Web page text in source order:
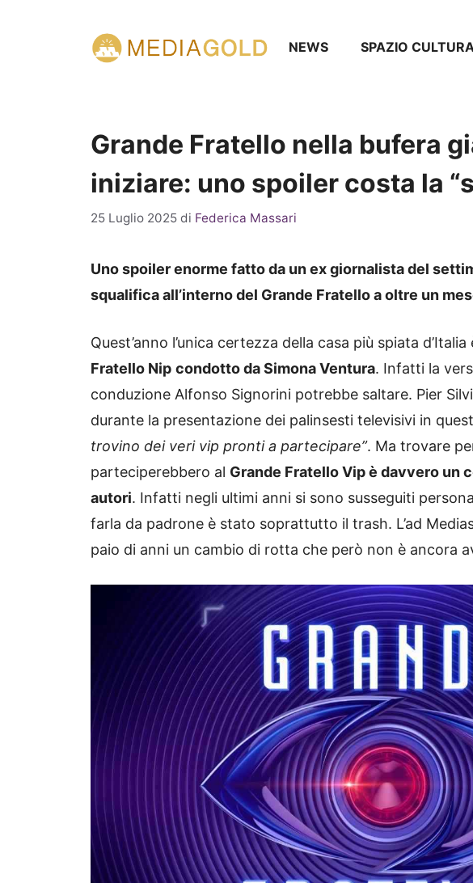
NEWS SPAZIO CULTURA
Grande Fratello nella bufera
iniziare: uno spoiler costa la
25 Luglio 2025 di Federica Massari
Uno spoiler enorme fatto da un ex giornalista del
squalifica all’interno del Grande Fratello a oltre un
Quest’anno l’unica certezza della casa più spiata
Fratello Nip condotto da Simona Ventura. Infatti la
conduzione Alfonso Signorini potrebbe saltare. Pier
durante la presentazione dei palinsesti televisivi in
trovino dei veri vip pronti a partecipare”. Ma trovare
parteciperebbero al Grande Fratello Vip è davvero un
autori. Infatti negli ultimi anni si sono susseguiti
farla da padrone è stato soprattutto il trash. L’ad
paio di anni un cambio di rotta che però non è ancora